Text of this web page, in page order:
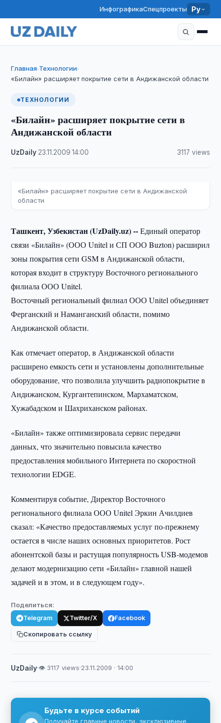
ИнфографикаСпецпроекты Ру
Главная›Технологии›
«Билайн» расширяет покрытие сети в Андижанской области
ТЕХНОЛОГИИ
«Билайн» расширяет покрытие сети в
Андижанской области
UzDaily 23.11.2009 ·14:00 3117 views
«Билайн» расширяет покрытие сети в Андижанской
области
Ташкент, Узбекистан (UzDaily.uz) --Единый оператор
связи «Билайн» (ООО Unitel и СП ООО Buzton) расширил
зоны покрытия сети GSM в Андижанской области,
которая входит в структуру Восточного регионального
филиала ООО Unitel.
Восточный региональный филиал ООО Unitel объединяет
Ферганский и Наманганский области, помимо
Андижанской области.
Как отмечает оператор, в Андижанской области
расширено емкость сети и установлены дополнительные
оборудование, что позволила улучшить радиопокрытие в
Андижанском, Кургантепинском, Мархаматском,
Хужабадском и Шахриханском районах.
«Билайн» также оптимизировала сервис передачи
данных, что значительно повысила качество
предоставления мобильного Интернета по скоростной
технологии EDGE.
Комментируя событие, Директор Восточного
регионального филиала ООО Unitel Эркин Ачилдиев
сказал: «Качество предоставляемых услуг по-прежнему
остается в числе наших основных приоритетов. Рост
абонентской базы и растущая популярность USB-модемов
делают модернизацию сети «Билайн» главной нашей
задачей и в этом, и в следующем году».
Поделиться:
Telegram Twitter/X Facebook
Скопировать ссылку
UzDaily·👁 3117 views·23.11.2009 · 14:00
Будьте в курсе событий
Получайте главные новости, эксклюзивные